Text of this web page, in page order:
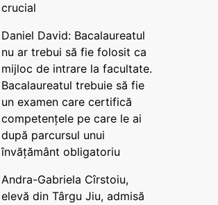
crucial
Daniel David: Bacalaureatul
nu ar trebui să fie folosit ca
mijloc de intrare la facultate.
Bacalaureatul trebuie să fie
un examen care certifică
competențele pe care le ai
după parcursul unui
învățământ obligatoriu
Andra-Gabriela Cîrstoiu,
elevă din Târgu Jiu, admisă